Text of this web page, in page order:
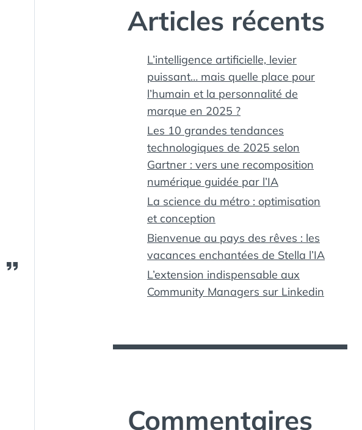
Articles récents
L’intelligence artificielle, levier
puissant… mais quelle place pour
l’humain et la personnalité de
marque en 2025 ?
Les 10 grandes tendances
technologiques de 2025 selon
Gartner : vers une recomposition
numérique guidée par l’IA
La science du métro : optimisation
et conception
Bienvenue au pays des rêves : les
vacances enchantées de Stella l’IA
L’extension indispensable aux
Community Managers sur Linkedin
Commentaires